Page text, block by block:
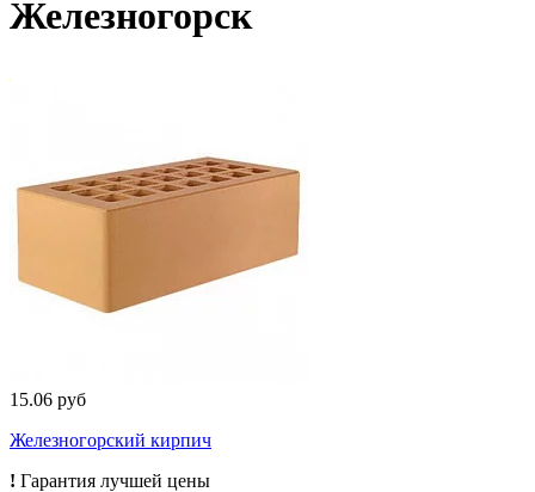
Железногорск
15.06 руб
Железногорский кирпич
! Гарантия лучшей цены